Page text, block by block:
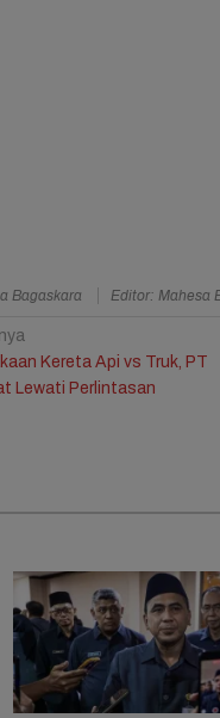
Bagaskara Editor: Mahesa
Kereta Api vs Truk, PT
Lewati Perlintasan